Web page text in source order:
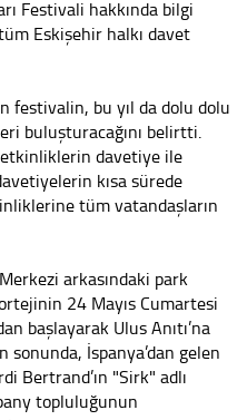
Festivali hakkında bilgi
Eskişehir halkı davet
festivalin, bu yıl da dolu dolu
buluşturacağını belirtti.
davetiye ile
kısa sürede
tüm vatandaşların
arkasındaki park
24 Mayıs Cumartesi
başlayarak Ulus Anıtı’na
İspanya’dan gelen
Bertrand’ın "Sirk" adlı
topluluğunun